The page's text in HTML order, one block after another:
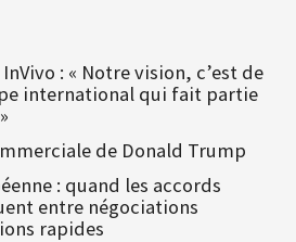
: « Notre vision, c’est de
international qui fait partie
de Donald Trump
: quand les accords
entre négociations
rapides